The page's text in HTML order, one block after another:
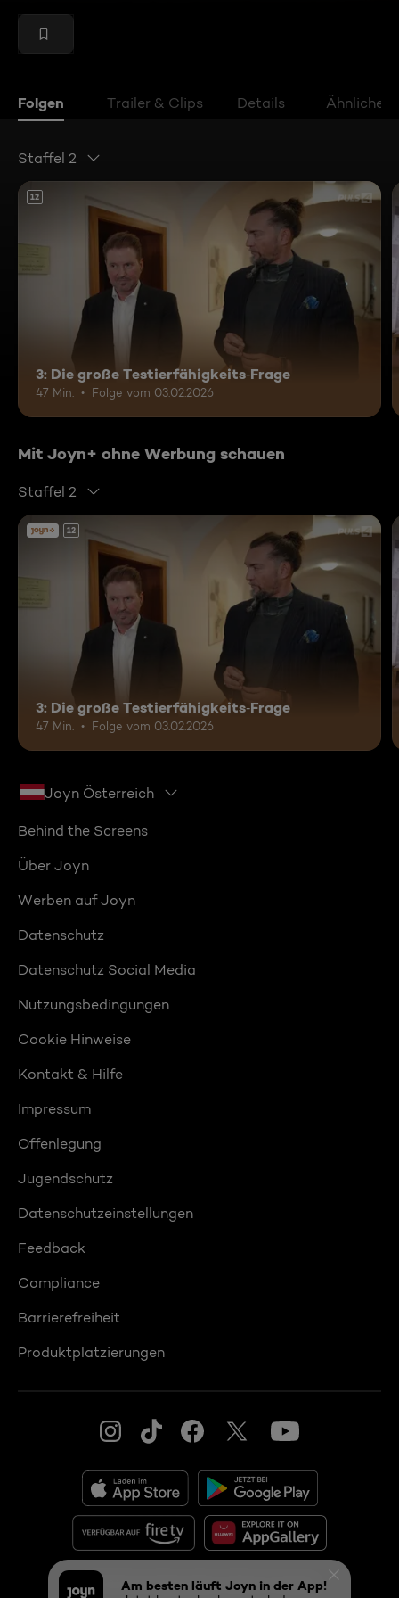
Folgen Trailer & Clips Details Ähnliche
Staffel 2
12
3: Die große Testierfähigkeits‑Frage
47 Min. Folge vom 03.02.2026
Mit Joyn+ ohne Werbung schauen
Staffel 2
12
3: Die große Testierfähigkeits‑Frage
47 Min. Folge vom 03.02.2026
Joyn Österreich
Behind the Screens
Über Joyn
Werben auf Joyn
Datenschutz
Datenschutz Social Media
Nutzungsbedingungen
Cookie Hinweise
Kontakt & Hilfe
Impressum
Offenlegung
Jugendschutz
Datenschutzeinstellungen
Feedback
Compliance
Barrierefreiheit
Produktplatzierungen
© 2026 ProSiebenSat.1 PULS 4 GmbH
Am besten läuft Joyn in der App!